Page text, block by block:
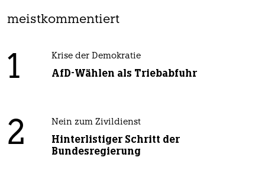
meistkommentiert
1 Krise der Demokratie
AfD-Wählen als Triebabfuhr
2 Nein zum Zivildienst
Hinterlistiger Schritt der
Bundesregierung